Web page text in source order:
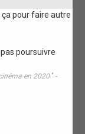
pour faire autre
poursuivre
en 2020 " -